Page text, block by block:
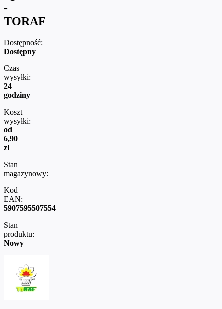
-
TORAF
Dostępność:
Dostępny
Czas
wysyłki:
24
godziny
Koszt
wysyłki:
od
6,90
zł
Stan
magazynowy:
Kod
EAN:
5907595507554
Stan
produktu:
Nowy